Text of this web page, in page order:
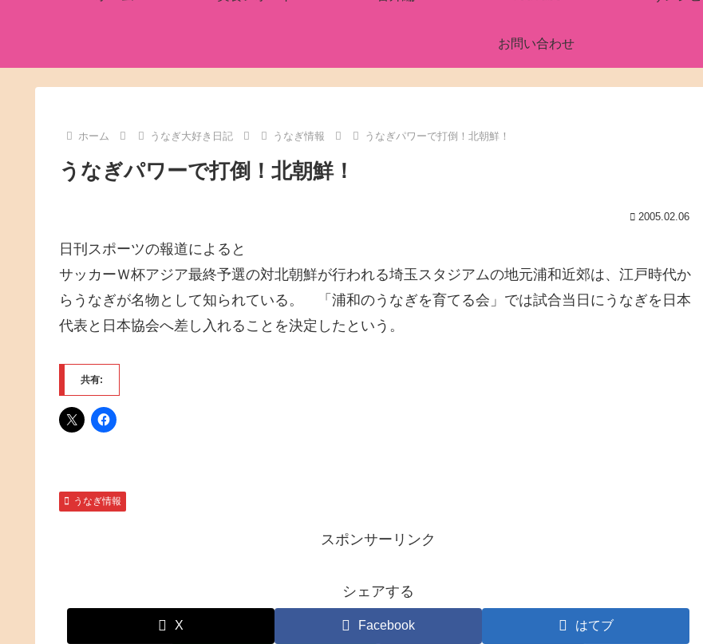
お問い合わせ
ホーム うなぎ大好き日記 うなぎ情報 うなぎパワーで打倒！北朝鮮！
うなぎパワーで打倒！北朝鮮！
2005.02.06
日刊スポーツの報道によると
サッカーＷ杯アジア最終予選の対北朝鮮が行われる埼玉スタジアムの地元浦和近郊は、江戸時代か
らうなぎが名物として知られている。 「浦和のうなぎを育てる会」では試合当日にうなぎを日本
代表と日本協会へ差し入れることを決定したという。
共有:
うなぎ情報
スポンサーリンク
シェアする
X Facebook はてブ